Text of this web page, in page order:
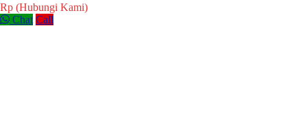
Rp (Hubungi Kami)
Chat Call